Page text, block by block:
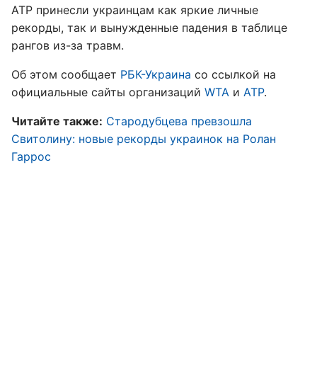
ATP принесли украинцам как яркие личные
рекорды, так и вынужденные падения в таблице
рангов из-за травм.
Об этом сообщает РБК-Украина со ссылкой на
официальные сайты организаций WTA и ATP.
Читайте также: Стародубцева превзошла
Свитолину: новые рекорды украинок на Ролан
Гаррос